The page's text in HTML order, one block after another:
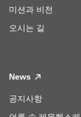
미션과 비전
오시는 길
News
공지사항